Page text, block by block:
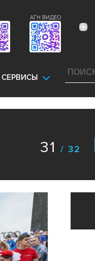
АГН ВИДЕО
СЕРВИСЫ
31 / 32